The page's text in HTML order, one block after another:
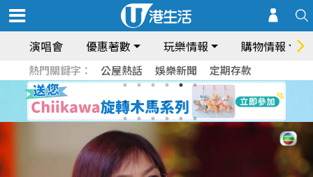
演唱會 優惠著數 玩樂情報 購物情報
熱門關鍵字： 公屋熱話 娛樂新聞 定期存款